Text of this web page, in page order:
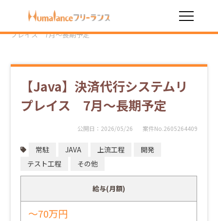
HOME 勤務スタイル
プレイス 7月～長期予定
【Java】決済代行システムリ
プレイス 7月～長期予定
公開日： 2026/05/26 案件No.2605264409
常駐 JAVA 上流工程
開発
テスト工程
その他
給与(月額)
～70万円